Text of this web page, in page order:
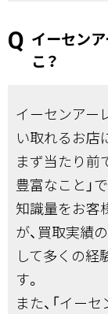
イーセン
こ？
イーセンアー
い取れるお店
まず当たり前
豊富なこと」で
知識量をお客
が、買取実績
して多くの経
す。
また、「イー